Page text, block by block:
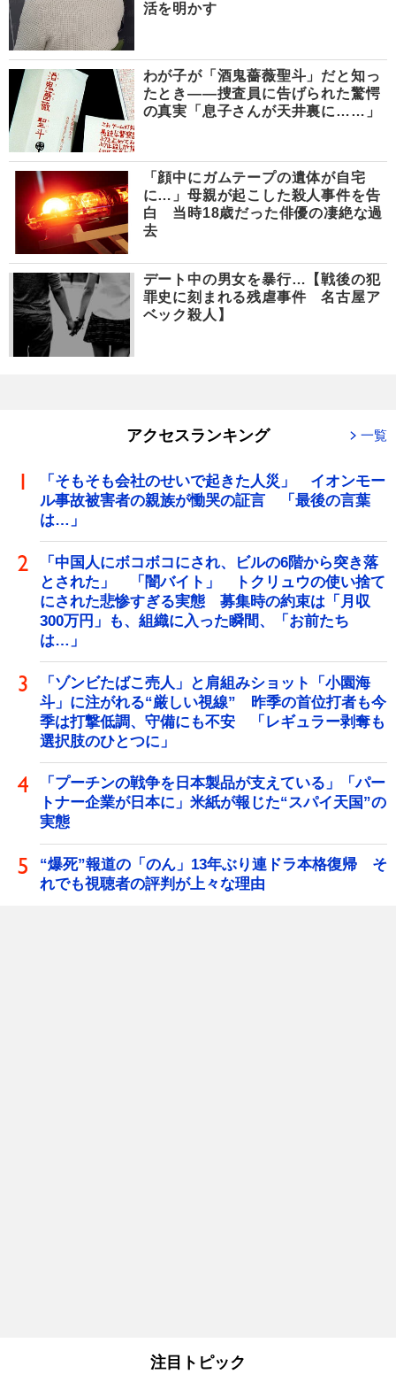
活を明かす
わが子が「酒鬼薔薇聖斗」だと知っ
たとき――捜査員に告げられた驚愕
の真実「息子さんが天井裏に……」
「顔中にガムテープの遺体が自宅
に…」母親が起こした殺人事件を告
白 当時18歳だった俳優の凄絶な過
去
デート中の男女を暴行…【戦後の犯
罪史に刻まれる残虐事件 名古屋ア
ベック殺人】
アクセスランキング 一覧
「そもそも会社のせいで起きた人災」 イオンモー
ル事故被害者の親族が慟哭の証言 「最後の言葉
は…」
「中国人にボコボコにされ、ビルの6階から突き落
とされた」 「闇バイト」 トクリュウの使い捨て
にされた悲惨すぎる実態 募集時の約束は「月収
300万円」も、組織に入った瞬間、「お前たち
は…」
「ゾンビたばこ売人」と肩組みショット「小園海
斗」に注がれる“厳しい視線” 昨季の首位打者も今
季は打撃低調、守備にも不安 「レギュラー剥奪も
選択肢のひとつに」
「プーチンの戦争を日本製品が支えている」「パー
トナー企業が日本に」米紙が報じた“スパイ天国”の
実態
“爆死”報道の「のん」13年ぶり連ドラ本格復帰 そ
れでも視聴者の評判が上々な理由
注目トピック